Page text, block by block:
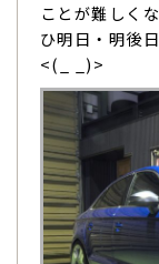
ことが難しく
ひ明日・明後
<(_ _)>